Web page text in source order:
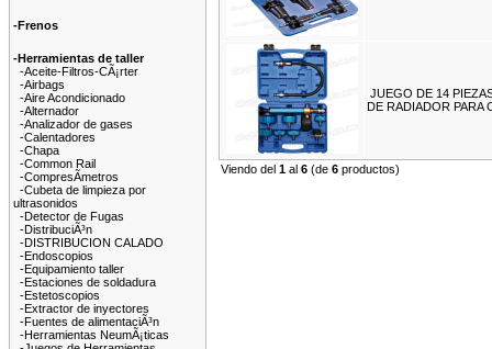
-Frenos
-Herramientas de taller
-Aceite-Filtros-CÃ¡rter
-Airbags
-Aire Acondicionado
-Alternador
-Analizador de gases
-Calentadores
-Chapa
-Common Rail
-CompresÃ­metros
-Cubeta de limpieza por
ultrasonidos
-Detector de Fugas
-DistribuciÃ³n
-DISTRIBUCION CALADO
-Endoscopios
-Equipamiento taller
-Estaciones de soldadura
-Estetoscopios
-Extractor de inyectores
-Fuentes de alimentaciÃ³n
-Herramientas NeumÃ¡ticas
JUEGO DE 14
DE RADIADOR PARA
Viendo del 1 al 6 (de 6 productos)